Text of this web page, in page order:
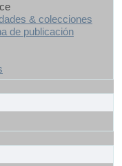
& colecciones
de publicación